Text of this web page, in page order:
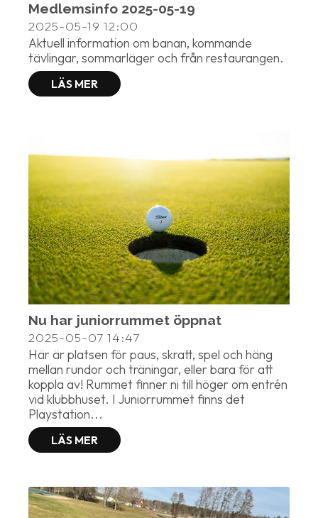
Medlemsinfo 2025-05-19
2025-05-19 12:00
Aktuell information om banan, kommande
tävlingar, sommarläger och från restaurangen.
LÄS MER
Nu har juniorrummet öppnat
2025-05-07 14:47
Här är platsen för paus, skratt, spel och häng
mellan rundor och träningar, eller bara för att
koppla av! Rummet finner ni till höger om entrén
vid klubbhuset. I Juniorrummet finns det
Playstation...
LÄS MER